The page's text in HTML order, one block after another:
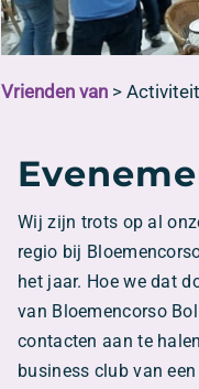
Vrienden van >
Wij zijn trots op al
regio bij
het jaar. Hoe we dat
van Bloemencorso
contacten aan te
business club van